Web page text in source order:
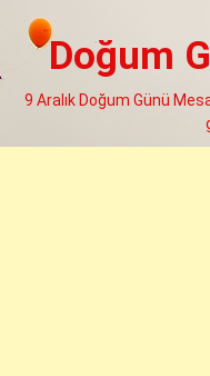
Doğum
9 Aralık Doğum Günü